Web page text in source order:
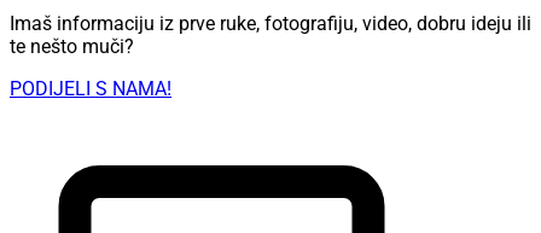
Imaš informaciju iz prve ruke, fotografiju, video, dobru ideju ili
te nešto muči?
PODIJELI S NAMA!